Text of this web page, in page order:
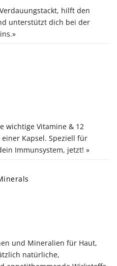
hilft den
unterstützt dich bei der
wichtige Vitamine & 12
Kapsel. Speziell für
Immunsystem, jetzt! »
und Mineralien für Haut,
natürliche,